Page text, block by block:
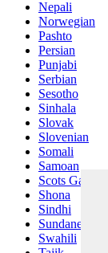
Nepali
Norwegian
Pashto
Persian
Punjabi
Serbian
Sesotho
Sinhala
Slovak
Slovenian
Somali
Samoan
Scots Gaelic
Shona
Sindhi
Sundanese
Swahili